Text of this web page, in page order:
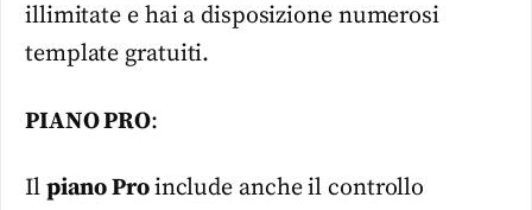
illimitate e hai a disposizione numerosi
template gratuiti.
PIANO PRO:
Il piano Proinclude anche il controllo